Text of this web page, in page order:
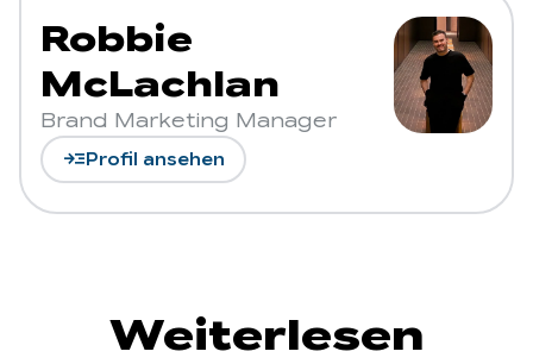
Robbie
McLachlan
Brand Marketing Manager
read_moreProfil ansehen
Weiterlesen